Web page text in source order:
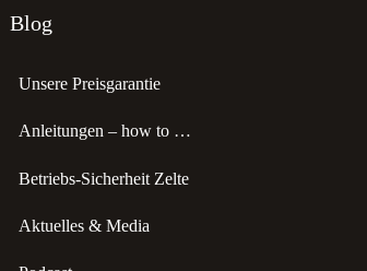
Blog
Unsere Preisgarantie
Anleitungen – how to …
Betriebs-Sicherheit Zelte
Aktuelles & Media